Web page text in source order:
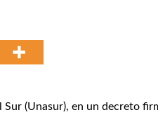
(Unasur), en un decreto